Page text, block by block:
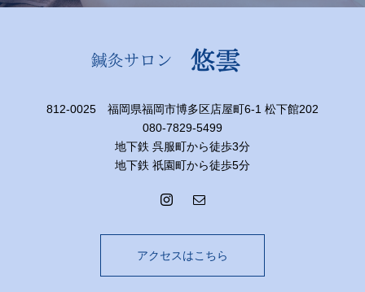
812-0025 福岡県福岡市博多区店屋町6-1 松下館202
080-7829-5499
地下鉄 呉服町から徒歩3分
地下鉄 祇園町から徒歩5分
アクセスはこちら